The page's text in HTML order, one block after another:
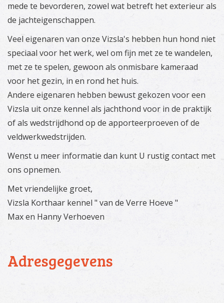
mede te bevorderen, zowel wat betreft het exterieur als
de jachteigenschappen.
Veel eigenaren van onze Vizsla's hebben hun hond niet
speciaal voor het werk, wel om fijn met ze te wandelen,
met ze te spelen, gewoon als onmisbare kameraad
voor het gezin, in en rond het huis.
Andere eigenaren hebben bewust gekozen voor een
Vizsla uit onze kennel als jachthond voor in de praktijk
of als wedstrijdhond op de apporteerproeven of de
veldwerkwedstrijden.
Wenst u meer informatie dan kunt U rustig contact met
ons opnemen.
Met vriendelijke groet,
Vizsla Korthaar kennel " van de Verre Hoeve "
Max en Hanny Verhoeven
Adresgegevens